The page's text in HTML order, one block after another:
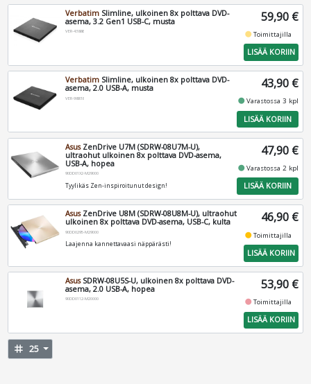
Verbatim Slimline, ulkoinen 8x polttava DVD-
asema, 3.2 Gen1 USB-C, musta
VER-43886
59,90 €
fiber_manual_recordToimittajilla
LISÄÄ KORIIN
Verbatim Slimline, ulkoinen 8x polttava DVD-
asema, 2.0 USB-A, musta
VER-98938
43,90 €
fiber_manual_recordVarastossa 3 kpl
LISÄÄ KORIIN
AsusZenDrive U7M (SDRW-08U7M-U),
ultraohut ulkoinen 8x polttava DVD-asema,
USB-A, hopea
90DD01X2-M29000
Tyylikäs Zen-inspiroitunut design!
47,90 €
fiber_manual_recordVarastossa 2 kpl
LISÄÄ KORIIN
AsusZenDrive U8M (SDRW-08U8M-U), ultraohut
ulkoinen 8x polttava DVD-asema, USB-C, kulta
90DD0295-M29000
Laajenna kannettavaasi näppärästi!
46,90 €
fiber_manual_recordToimittajilla
LISÄÄ KORIIN
AsusSDRW-08U5S-U, ulkoinen 8x polttava DVD-
asema, 2.0 USB-A, hopea
90DD0112-M20000
53,90 €
fiber_manual_recordToimittajilla
LISÄÄ KORIIN
tag 25